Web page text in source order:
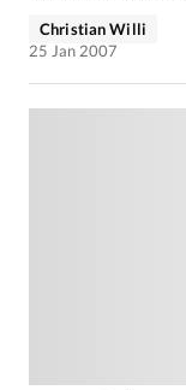
Christian Willi
25 Jan 2007